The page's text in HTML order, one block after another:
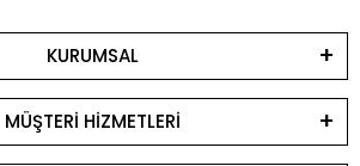
KURUMSAL
MÜŞTERİ HİZMETLERİ